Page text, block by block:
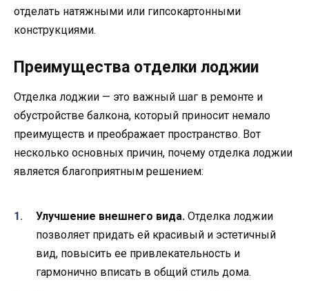
отделать натяжными или гипсокартонными
конструкциями.
Преимущества отделки лоджии
Отделка лоджии — это важный шаг в ремонте и
обустройстве балкона, который приносит немало
преимуществ и преображает пространство. Вот
несколько основных причин, почему отделка лоджии
является благоприятным решением:
Улучшение внешнего вида. Отделка лоджии
позволяет придать ей красивый и эстетичный
вид, повысить ее привлекательность и
гармонично вписать в общий стиль дома.